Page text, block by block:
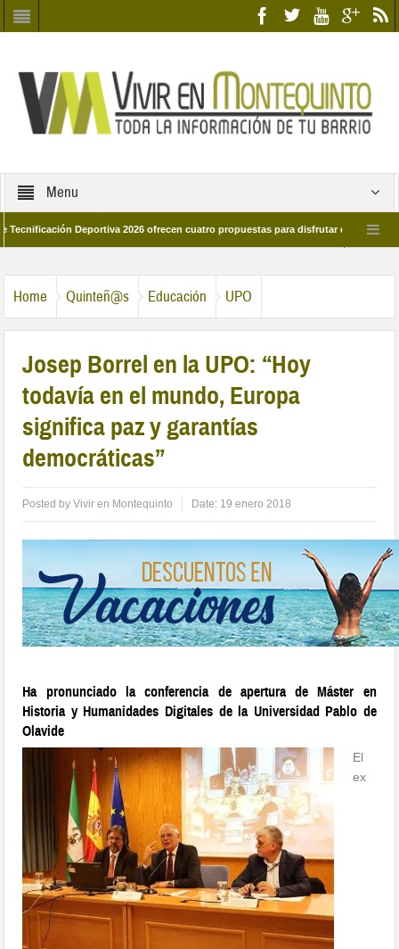
Menu
Deportiva 2026 ofrecen cuatro propuestas para disfrutar del deporte este
Home Quinteñ@s Educación UPO
Josep Borrel en la UPO: “Hoy
todavía en el mundo, Europa
significa paz y garantías
democráticas”
Posted byVivir en Montequinto Date: 19 enero 2018
Ha pronunciado la conferencia de apertura de Máster en
Historia y Humanidades Digitales de la Universidad Pablo de
Olavide
El
ex